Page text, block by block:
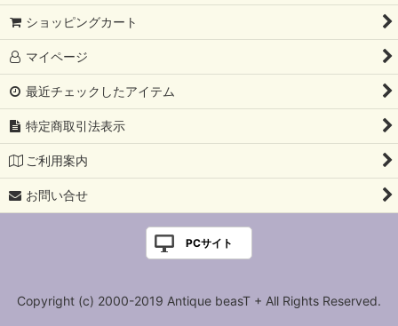
ショッピングカート
マイページ
最近チェックしたアイテム
特定商取引法表示
ご利用案内
お問い合せ
PCサイト
Copyright (c) 2000-2019 Antique beasT + All Rights Reserved.